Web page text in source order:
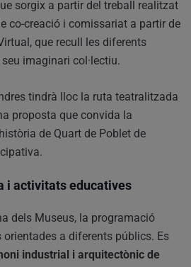
sorgix a partir del treball realitzat
co-creació i comissariat a partir de
que recull les diferents
imaginari col·lectiu.
tindrà lloc la ruta teatralitzada
proposta que convida la
de Quart de Poblet de
i activitats educatives
dels Museus, la programació
orientades a diferents públics. Es
industrial i arquitectònic de